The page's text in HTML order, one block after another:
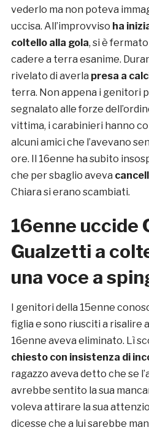
vederlo ma non poteva
uccisa. All’improvviso ha
coltello alla gola, si è
cadere a terra esanime.
rivelato di averla presa a
terra. Non appena i genitori
segnalato alle forze
vittima, i carabinieri hanno
alcuni amici che l’avevano
ore. Il 16enne ha subito
che per sbaglio aveva
Chiara si erano scambiati.
16enne uccide
Gualzetti a
una voce a
I genitori della 15enne
figlia e sono riusciti a risalire
16enne aveva eliminato. Lì
chiesto con insistenza di
ragazzo aveva detto che se
avrebbe sentito la sua
voleva attirare la sua
dicesse che a lui sarebbe